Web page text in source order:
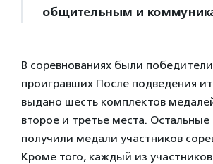
общительным и
В соревнованиях были
проигравших После подведения
выдано шесть комплектов
второе и третье места.
получили медали участников
Кроме того, каждый из